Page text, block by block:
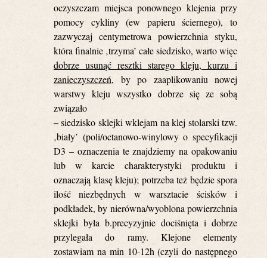
oczyszczam miejsca ponownego klejenia przy
pomocy cykliny (ew papieru ściernego), to
zazwyczaj centymetrowa powierzchnia styku,
która finalnie ‚trzyma’ całe siedzisko, warto więc
dobrze usunąć resztki starego kleju, kurzu i
zanieczyszczeń, by po zaaplikowaniu nowej
warstwy kleju wszystko dobrze się ze sobą
związało
–siedzisko sklejki wklejam na klej stolarski tzw.
‚biały’ (poli/octanowo-winylowy o specyfikacji
D3 – oznaczenia te znajdziemy na opakowaniu
lub w karcie charakterystyki produktu i
oznaczają klasę kleju); potrzeba też będzie spora
ilość niezbędnych w warsztacie ścisków i
podkładek, by nierówna/wyoblona powierzchnia
sklejki była b.precyzyjnie dociśnięta i dobrze
przylegała do ramy. Klejone elementy
zostawiam na min 10-12h (czyli do następnego